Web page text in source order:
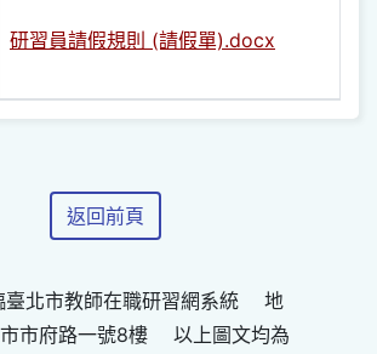
研習員請假規則 (請假單).docx
返回前頁
臺北市教師在職研習網系統 地
市府路一號8樓 以上圖文均為